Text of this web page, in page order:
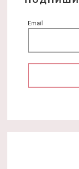
Email